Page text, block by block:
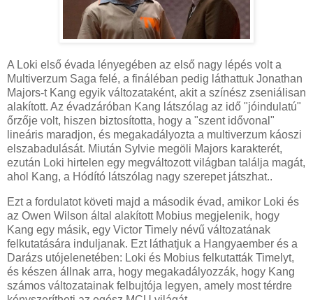
A Loki első évada lényegében az első nagy lépés volt a
Multiverzum Saga felé, a fináléban pedig láthattuk Jonathan
Majors-t Kang egyik változataként, akit a színész zseniálisan
alakított. Az évadzáróban Kang látszólag az idő "jóindulatú"
őrzője volt, hiszen biztosította, hogy a "szent idővonal"
lineáris maradjon, és megakadályozta a multiverzum káoszi
elszabadulását. Miután Sylvie megöli Majors karakterét,
ezután Loki hirtelen egy megváltozott világban találja magát,
ahol Kang, a Hódító látszólag nagy szerepet játszhat..
Ezt a fordulatot követi majd a második évad, amikor Loki és
az Owen Wilson által alakított Mobius megjelenik, hogy
Kang egy másik, egy Victor Timely névű változatának
felkutatására induljanak. Ezt láthatjuk a Hangyaember és a
Darázs utójelenetében: Loki és Mobius felkutatták Timelyt,
és készen állnak arra, hogy megakadályozzák, hogy Kang
számos változatainak felbujtója legyen, amely most térdre